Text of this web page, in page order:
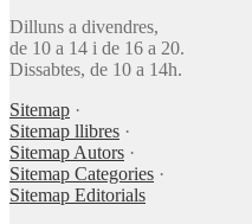
Dilluns a divendres,
de 10 a 14 i de 16 a 20.
Dissabtes, de 10 a 14h.
Sitemap ·
Sitemap llibres ·
Sitemap Autors ·
Sitemap Categories ·
Sitemap Editorials